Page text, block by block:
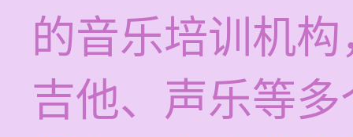
的音乐培训机
吉他、声乐等